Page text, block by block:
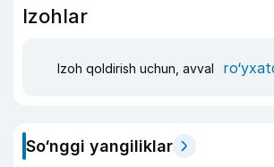
Izohlar
Izoh qoldirish uchun, avval
So‘nggi yangiliklar